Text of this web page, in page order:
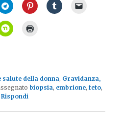
salute della donna, Gravidanza,
biopsia, embrione,feto,
|Rispondi